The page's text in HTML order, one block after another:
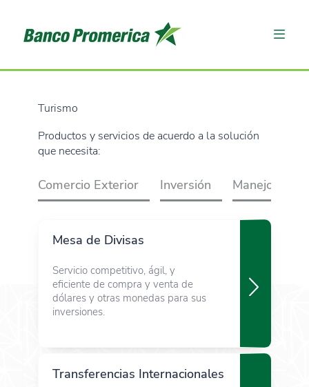
Turismo
Productos y servicios de acuerdo a la solución
que necesita:
Comercio Exterior Inversión Manejo de
Mesa de Divisas
Servicio competitivo, ágil, y
eficiente de compra y venta de
dólares y otras monedas para sus
inversiones.
Transferencias Internacionales